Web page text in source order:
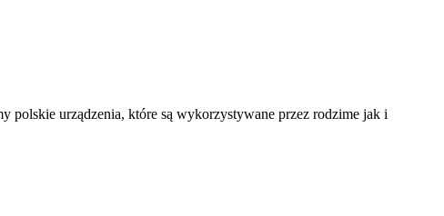
urządzenia, które są wykorzystywane przez rodzime jak i